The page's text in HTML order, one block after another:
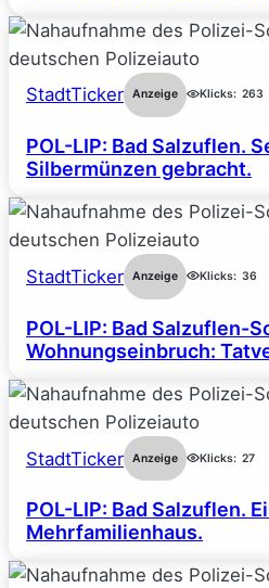
StadtTicker Anzeige Klicks: 263
POL-LIP: Bad Salzuflen.
Silbermünzen gebracht.
StadtTicker Anzeige Klicks: 36
POL-LIP: Bad Salzuflen-
Wohnungseinbruch:
StadtTicker Anzeige Klicks: 27
POL-LIP: Bad Salzuflen.
Mehrfamilienhaus.